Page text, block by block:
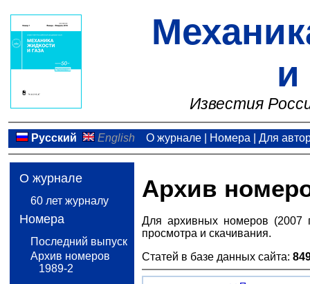
и
Известия
Русский English О журнале| Номера Для
О журнале
60 лет журналу
Номера
Последний выпуск
Архив номеров
1989-2
Архив
Для архивных номеров (2007
просмотра и скачивания.
Статей в базе данных сайта: